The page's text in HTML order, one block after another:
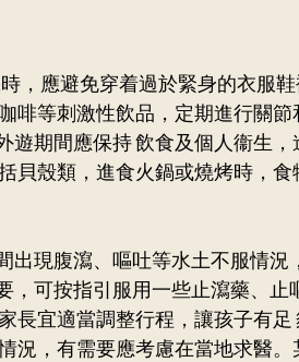
，應避免穿着過於緊身的衣服
啡等刺激性飲品，定期進行關
遊期間應保持 飲食及個人衞生
貝殼類，進食火鍋或燒烤時，
出現腹瀉、嘔吐等水土不服情
，可按指引服用一些止瀉藥、
長宜適當調整行程，讓孩子有
況，有需要應考慮在當地求醫